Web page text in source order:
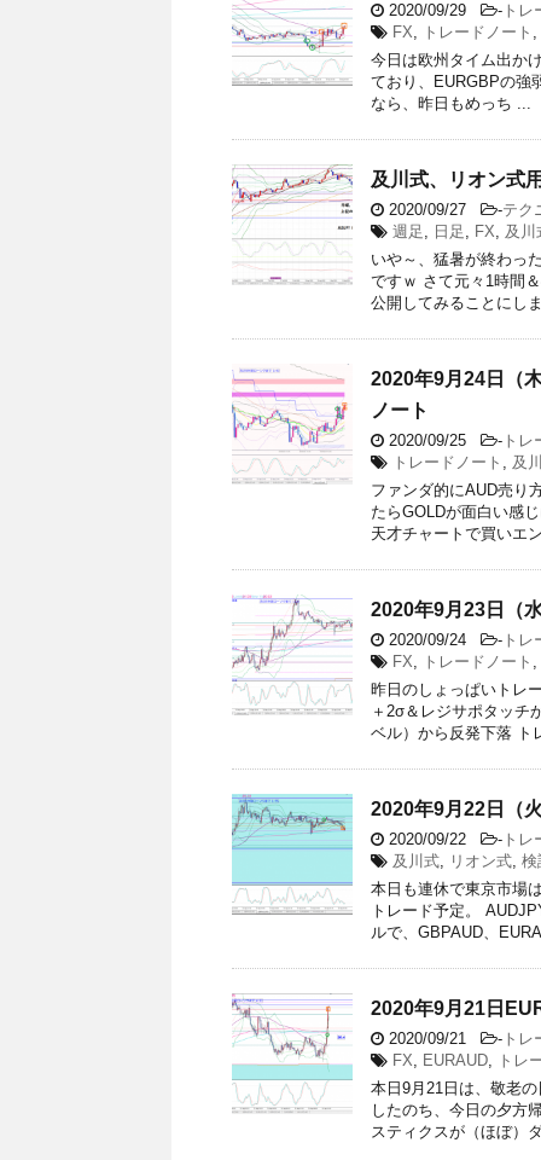
2020/09/29 - ト
FX, トレードノート ,
今日は欧州タイム出か
ており、EURGBPの強
なら、昨日もめっち ...
及川式、リオン式
2020/09/27 -テク
週足 , 日足 , FX, 及川
いや～、猛暑が終わっ
ですｗ さて元々1時間
公開してみることにし
2020年9月24日（
ノート
2020/09/25 - ト
トレードノート , 及
ファンダ的にAUD売り
たらGOLDが面白い感
天才チャートで買いエ
2020年9月23日（
2020/09/24 - ト
FX, トレードノート ,
昨日のしょっぱいトレ
＋2σ＆レジサポタッチ
ベル）から反発下落 ト
2020年9月22日（
2020/09/22 - ト
及川式, リオン式, 検
本日も連休で東京市場
トレード予定。
ルで、GBPAUD、
2020年9月21日
2020/09/21 - ト
FX, EURAUD, トレ
本日9月21日は、敬老
したのち、今日の夕方
スティクスが（ほぼ）